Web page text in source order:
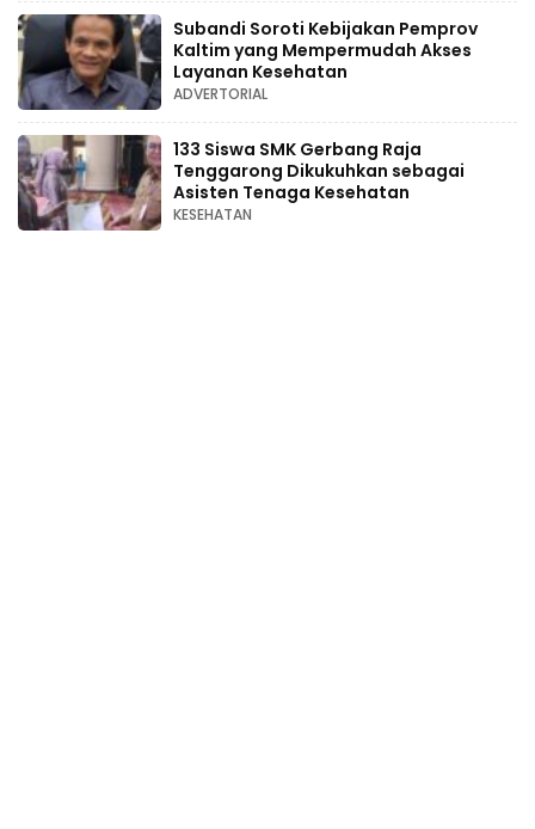
Subandi Soroti Kebijakan Pemprov
Kaltim yang Mempermudah Akses
Layanan Kesehatan
ADVERTORIAL
133 Siswa SMK Gerbang Raja
Tenggarong Dikukuhkan sebagai
Asisten Tenaga Kesehatan
KESEHATAN